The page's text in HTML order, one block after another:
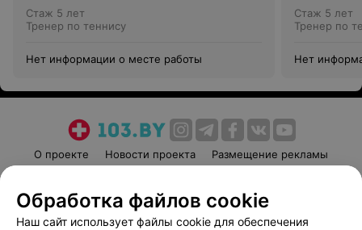
Стаж 5 лет
Тренер по теннису
Нет информации о месте работы
Стаж 5 лет
Тренер по
Нет
О проекте Новости проекта
Размещение рекламы
Пользовательское соглашение
Способы оплаты
Вакансии
Партнеры
Обработка файлов cookie
Наш сайт использует файлы cookie для обеспечения